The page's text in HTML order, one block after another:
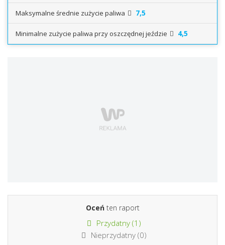
Maksymalne średnie zużycie paliwa 7,5
Minimalne zużycie paliwa przy oszczędnej jeździe 4,5
Oceńten raport
Przydatny (1 )
Nieprzydatny (0)